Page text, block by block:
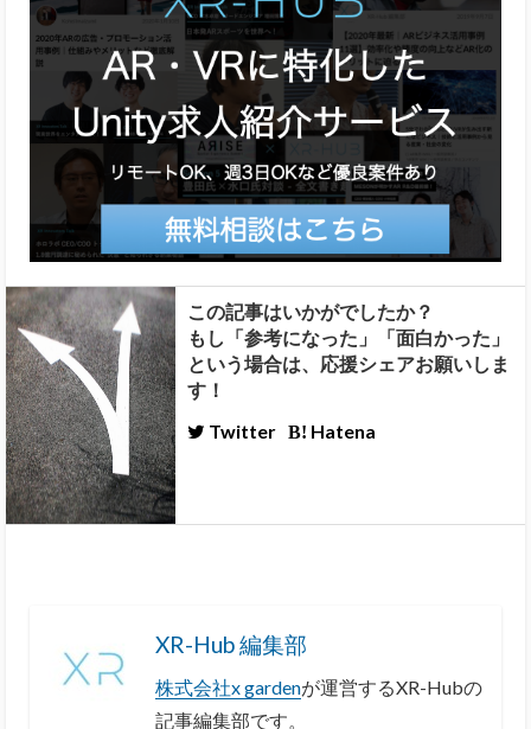
この記事はいかがでしたか？
もし「参考になった」「面白かった」
という場合は、応援シェアお願いしま
す！
Twitter
Hatena
XR-Hub 編集部
株式会社x gardenが運営するXR-Hubの
記事編集部です。